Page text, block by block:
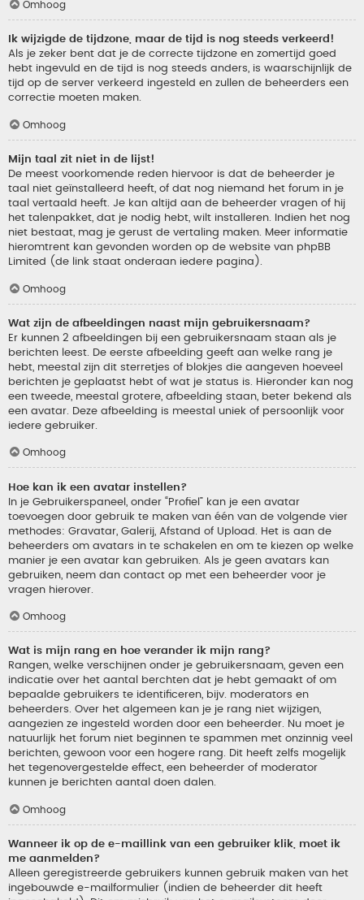
Omhoog
Ik wijzigde de tijdzone, maar de tijd is nog steeds verkeerd!
Als je zeker bent dat je de correcte tijdzone en zomertijd goed
hebt ingevuld en de tijd is nog steeds anders, is waarschijnlijk de
tijd op de server verkeerd ingesteld en zullen de beheerders een
correctie moeten maken.
Omhoog
Mijn taal zit niet in de lijst!
De meest voorkomende reden hiervoor is dat de beheerder je
taal niet geïnstalleerd heeft, of dat nog niemand het forum in je
taal vertaald heeft. Je kan altijd aan de beheerder vragen of hij
het talenpakket, dat je nodig hebt, wilt installeren. Indien het nog
niet bestaat, mag je gerust de vertaling maken. Meer informatie
hieromtrent kan gevonden worden op de website van phpBB
Limited (de link staat onderaan iedere pagina).
Omhoog
Wat zijn de afbeeldingen naast mijn gebruikersnaam?
Er kunnen 2 afbeeldingen bij een gebruikersnaam staan als je
berichten leest. De eerste afbeelding geeft aan welke rang je
hebt, meestal zijn dit sterretjes of blokjes die aangeven hoeveel
berichten je geplaatst hebt of wat je status is. Hieronder kan nog
een tweede, meestal grotere, afbeelding staan, beter bekend als
een avatar. Deze afbeelding is meestal uniek of persoonlijk voor
iedere gebruiker.
Omhoog
Hoe kan ik een avatar instellen?
In je Gebruikerspaneel, onder “Profiel” kan je een avatar
toevoegen door gebruik te maken van één van de volgende vier
methodes: Gravatar, Galerij, Afstand of Upload. Het is aan de
beheerders om avatars in te schakelen en om te kiezen op welke
manier je een avatar kan gebruiken. Als je geen avatars kan
gebruiken, neem dan contact op met een beheerder voor je
vragen hierover.
Omhoog
Wat is mijn rang en hoe verander ik mijn rang?
Rangen, welke verschijnen onder je gebruikersnaam, geven een
indicatie over het aantal berchten dat je hebt gemaakt of om
bepaalde gebruikers te identificeren, bijv. moderators en
beheerders. Over het algemeen kan je je rang niet wijzigen,
aangezien ze ingesteld worden door een beheerder. Nu moet je
natuurlijk het forum niet beginnen te spammen met onzinnig veel
berichten, gewoon voor een hogere rang. Dit heeft zelfs mogelijk
het tegenovergestelde effect, een beheerder of moderator
kunnen je berichten aantal doen dalen.
Omhoog
Wanneer ik op de e-maillink van een gebruiker klik, moet ik
me aanmelden?
Alleen geregistreerde gebruikers kunnen gebruik maken van het
ingebouwde e-mailformulier (indien de beheerder dit heeft